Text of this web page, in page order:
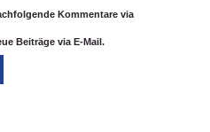
Kommentare via
Beiträge via E-Mail.